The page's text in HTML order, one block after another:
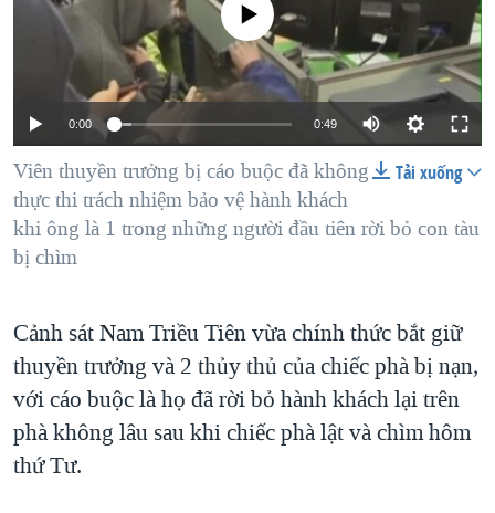
NGƯỜI VIỆT HẢI NGOẠI
ĐỜI SỐNG
KINH TẾ
KHOA HỌC
SỨC KHOẺ
VĂN HOÁ
THỂ THAO
TẠI
HÀNH TRÌNH BẦU CỬ 2024
MỘT NĂM CHIẾN TRANH TẠI DẢI GAZA
GIẢI MÃ VÀNH ĐAI & CON ĐƯỜNG
NGÀY TỊ NẠN THẾ GIỚI
TRỊNH VĨNH BÌNH - NGƯỜI HẠ 'BÊN THẮNG CUỘC'
GROUND ZERO – XƯA VÀ NAY
CÁC GIÁ TRỊ CỘNG HÒA Ở VIỆT NAM
THƯỢNG ĐỈNH TRUMP-KIM TẠI VIỆT NAM
TRỊNH VĨNH BÌNH VS. CHÍNH PHỦ VIỆT NAM
NGƯ DÂN VIỆT VÀ LÀN SÓNG TRỘM HẢI SÂM
VIDEO
MẠNG XÃ HỘI
Ngôn ngữ khác
No media source currently available
0:00 0:49
Tải xuống
Viên thuyền trưởng bị cáo buộc đã không
thực thi trách nhiệm bảo vệ hành khách
khi ông là 1 trong những người đầu tiên rời bỏ con tàu
bị chìm
Cảnh sát Nam Triều Tiên vừa chính thức bắt giữ
thuyền trưởng và 2 thủy thủ của chiếc phà bị nạn,
với cáo buộc là họ đã rời bỏ hành khách lại trên
phà không lâu sau khi chiếc phà lật và chìm hôm
thứ Tư.